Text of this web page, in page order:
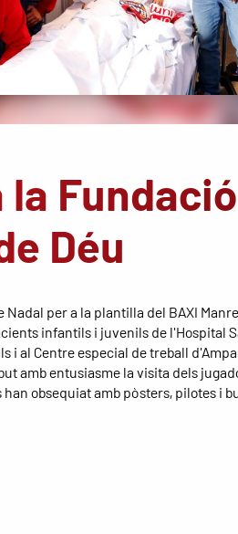
la
Déu
Nadal per a la plantilla del BAXI
infantils i juvenils de l'Hospital
i al Centre especial de treball
amb entusiasme la visita dels
han obsequiat amb pòsters, pilotes i